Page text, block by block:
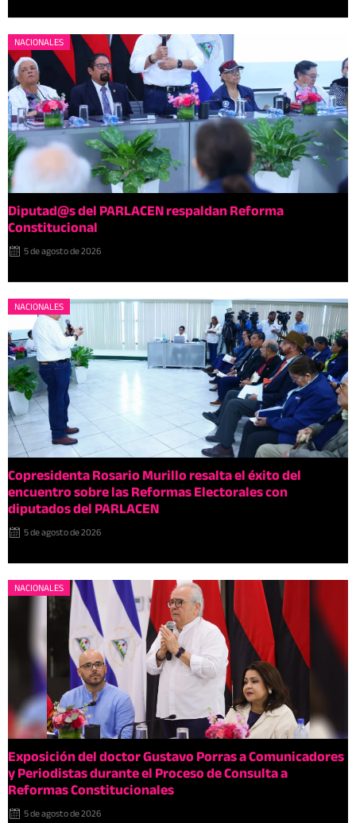
NACIONALES
Diputad@s del PARLACEN respaldan Reforma
Constitucional
5 de agosto de 2026
NACIONALES
Copresidenta Rosario Murillo resalta el éxito del
encuentro sobre las Reformas Electorales con
diputados del PARLACEN
5 de agosto de 2026
NACIONALES
Exposición del doctor Gustavo Porras a Comunicadores
y Periodistas durante el Proceso de Consulta a
Reformas Constitucionales
5 de agosto de 2026